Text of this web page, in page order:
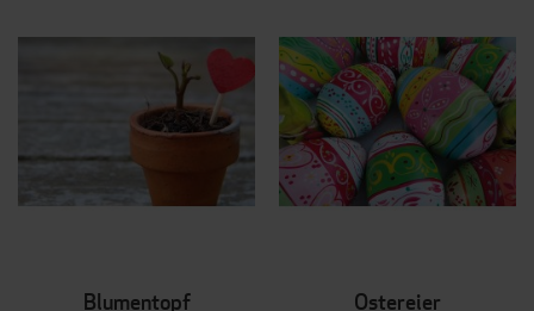
Blumentopf Ostereier